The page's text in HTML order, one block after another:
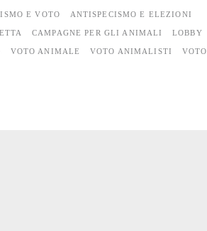
E VOTO ANTISPECISMO E ELEZIONI
CAMPAGNE PER GLI ANIMALI LOBBY
VOTO ANIMALE VOTO ANIMALISTI VOTO